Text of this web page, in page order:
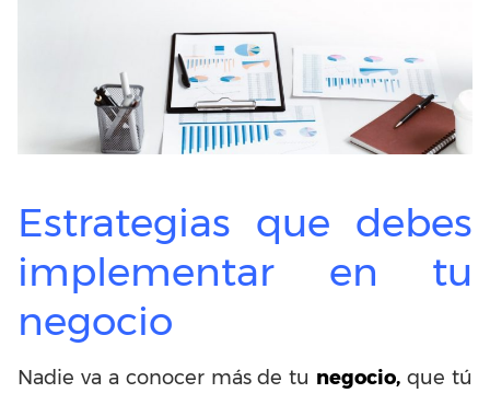
Estrategias que debes
implementar en tu
negocio
Nadie va a conocer más de tu negocio, que tú